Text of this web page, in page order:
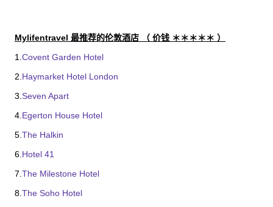
Mylifentravel 最推荐的伦敦酒店 （ 价钱 ＊＊＊＊＊ ）
1. Covent Garden Hotel
2. Haymarket Hotel London
3. Seven Apart
4. Egerton House Hotel
5. The Halkin
6. Hotel 41
7. The Milestone Hotel
8. The Soho Hotel